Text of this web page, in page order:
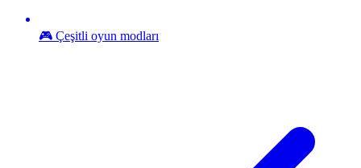
🎮 Çeşitli oyun modları